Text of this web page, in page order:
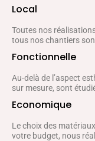
Local
Toutes nos
tous nos chantiers
Fonctionnelle
Au-delà de l’aspect
sur mesure, sont
Economique
Le choix des
votre budget, nous